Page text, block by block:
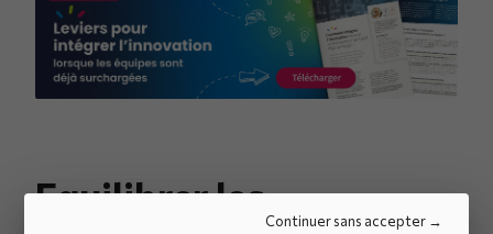
Continuer sans accepter
Equilibrer les